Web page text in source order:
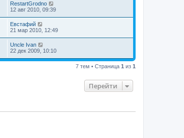
RestartGrodno
12 авг 2010, 09:39
Евстафий
21 мар 2010, 12:49
Uncle Ivan
22 дек 2009, 10:10
7 тем • Страница 1 из 1
Перейти